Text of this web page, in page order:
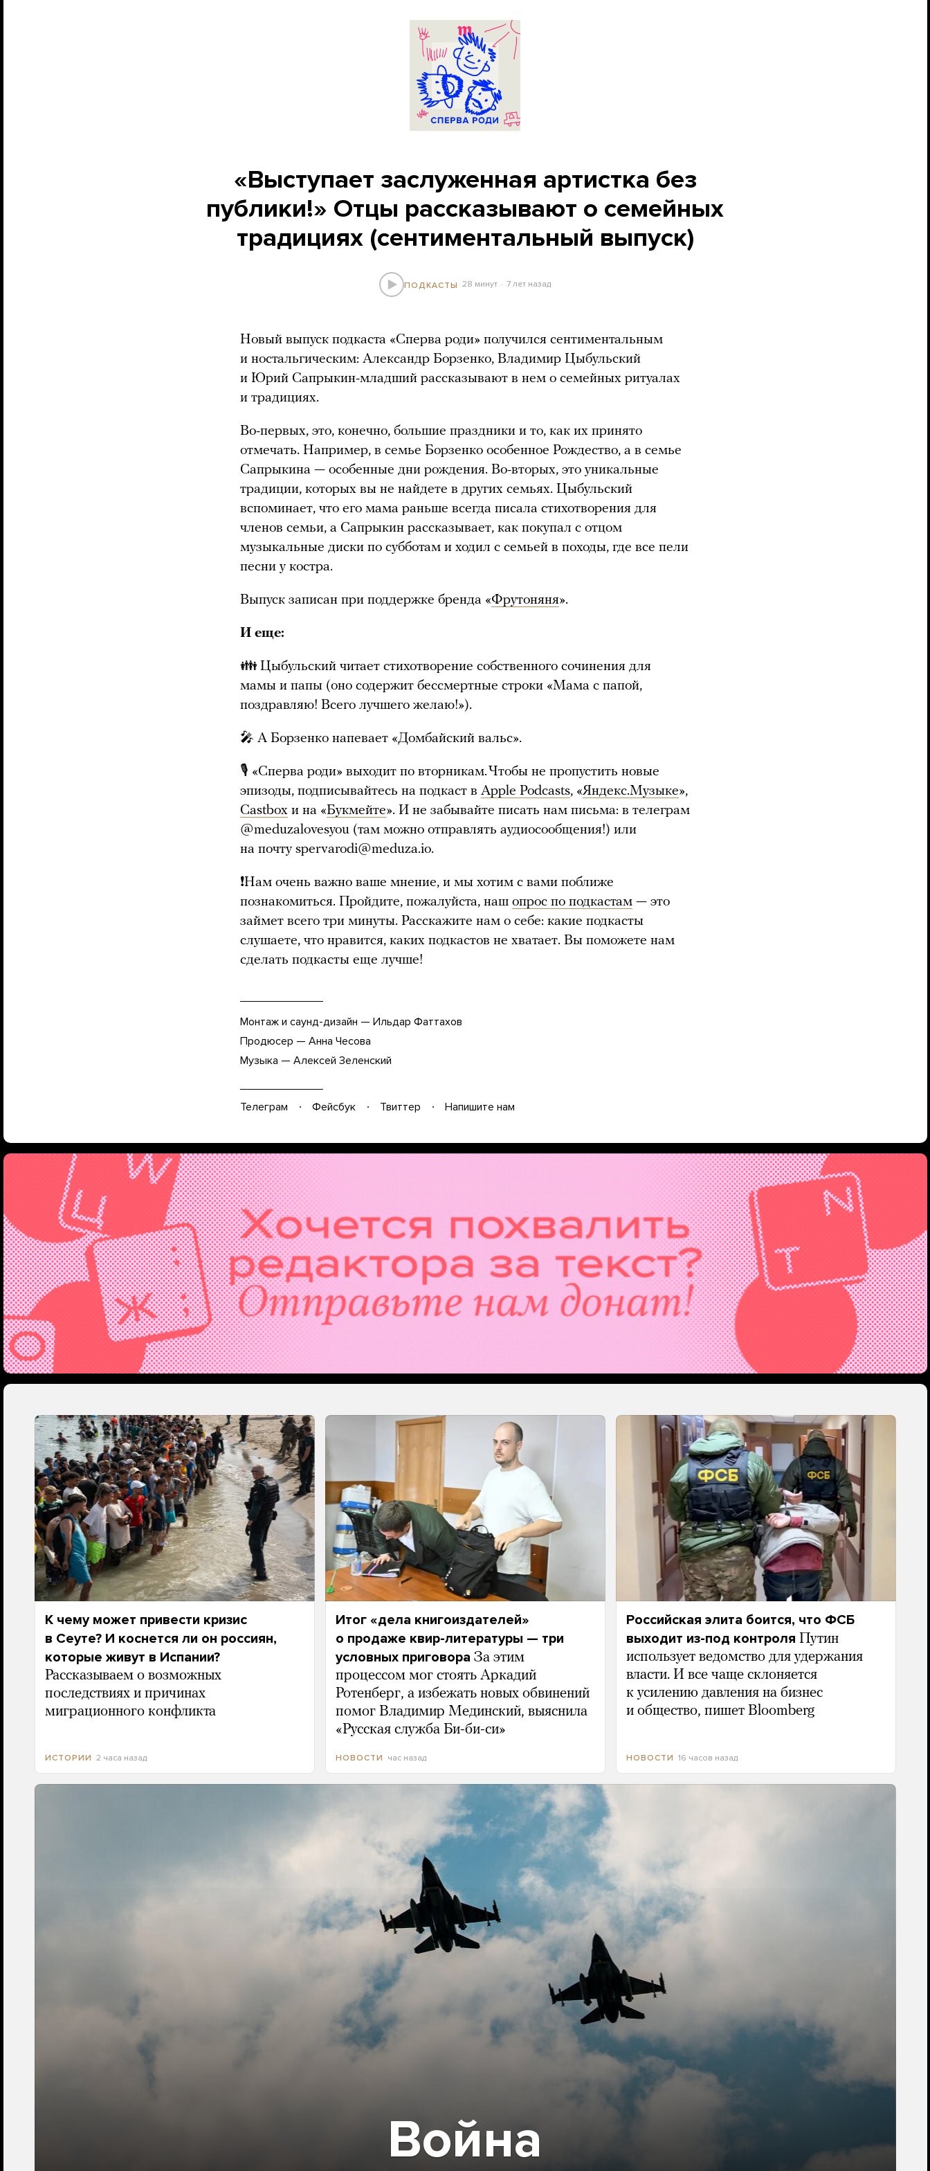
«Выступает заслуженная артистка без
публики!» Отцы рассказывают о семейных
традициях (сентиментальный выпуск)
ПОДКАСТЫ 28 минут 7 лет назад
Новый выпуск подкаста «Сперва роди» получился сентиментальным
и ностальгическим: Александр Борзенко, Владимир Цыбульский
и Юрий Сапрыкин-младший рассказывают в нем о семейных ритуалах
и традициях.
Во-первых, это, конечно, большие праздники и то, как их принято
отмечать. Например, в семье Борзенко особенное Рождество, а в семье
Сапрыкина — особенные дни рождения. Во-вторых, это уникальные
традиции, которых вы не найдете в других семьях. Цыбульский
вспоминает, что его мама раньше всегда писала стихотворения для
членов семьи, а Сапрыкин рассказывает, как покупал с отцом
музыкальные диски по субботам и ходил с семьей в походы, где все пели
песни у костра.
Выпуск записан при поддержке бренда «Фрутоняня».
И еще:
👪 Цыбульский читает стихотворение собственного сочинения для
мамы и папы (оно содержит бессмертные строки «Мама с папой,
поздравляю! Всего лучшего желаю!»).
🎤 А Борзенко напевает «Домбайский вальс».
🎙 «Сперва роди» выходит по вторникам. Чтобы не пропустить новые
эпизоды, подписывайтесь на подкаст в Apple Podcasts, «Яндекс.Музыке»,
Castbox и на «Букмейте». И не забывайте писать нам письма: в телеграм
@meduzalovesyou (там можно отправлять аудиосообщения!) или
на почту spervarodi@meduza.io.
❗️Нам очень важно ваше мнение, и мы хотим с вами поближе
познакомиться. Пройдите, пожалуйста, наш опрос по подкастам — это
займет всего три минуты. Расскажите нам о себе: какие подкасты
слушаете, что нравится, каких подкастов не хватает. Вы поможете нам
сделать подкасты еще лучше!
Монтаж и саунд-дизайн — Ильдар Фаттахов
Продюсер — Анна Чесова
Музыка — Алексей Зеленский
Телеграм Фейсбук Твиттер Напишите нам
К чему может привести кризис
в Сеуте? И коснется ли он россиян,
которые живут в Испании?
Рассказываем о возможных
последствиях и причинах
миграционного конфликта
ИСТОРИИ 2 часа назад
Итог «дела книгоиздателей»
о продаже квир-литературы — три
условных приговора За этим
процессом мог стоять Аркадий
Ротенберг, а избежать новых обвинений
помог Владимир Мединский, выяснила
«Русская служба Би-би-си»
НОВОСТИ час назад
Российская элита боится, что ФСБ
выходит из-под контроля Путин
использует ведомство для удержания
власти. И все чаще склоняется
к усилению давления на бизнес
и общество, пишет Bloomberg
НОВОСТИ 16 часов назад
Война